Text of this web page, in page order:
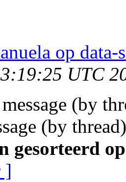
op data-
UTC
(by
(by
gesorteerd
]